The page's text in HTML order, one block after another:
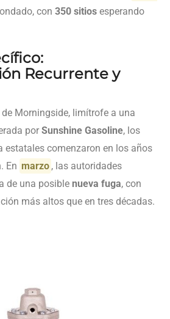
con350 sitios esperando
Recurrente y
Morningside, limítrofe a una
por Sunshine Gasoline, los
estatales comenzaron en los años
En marzo , las autoridades
de una posible nueva fuga, con
más altos que en tres décadas.